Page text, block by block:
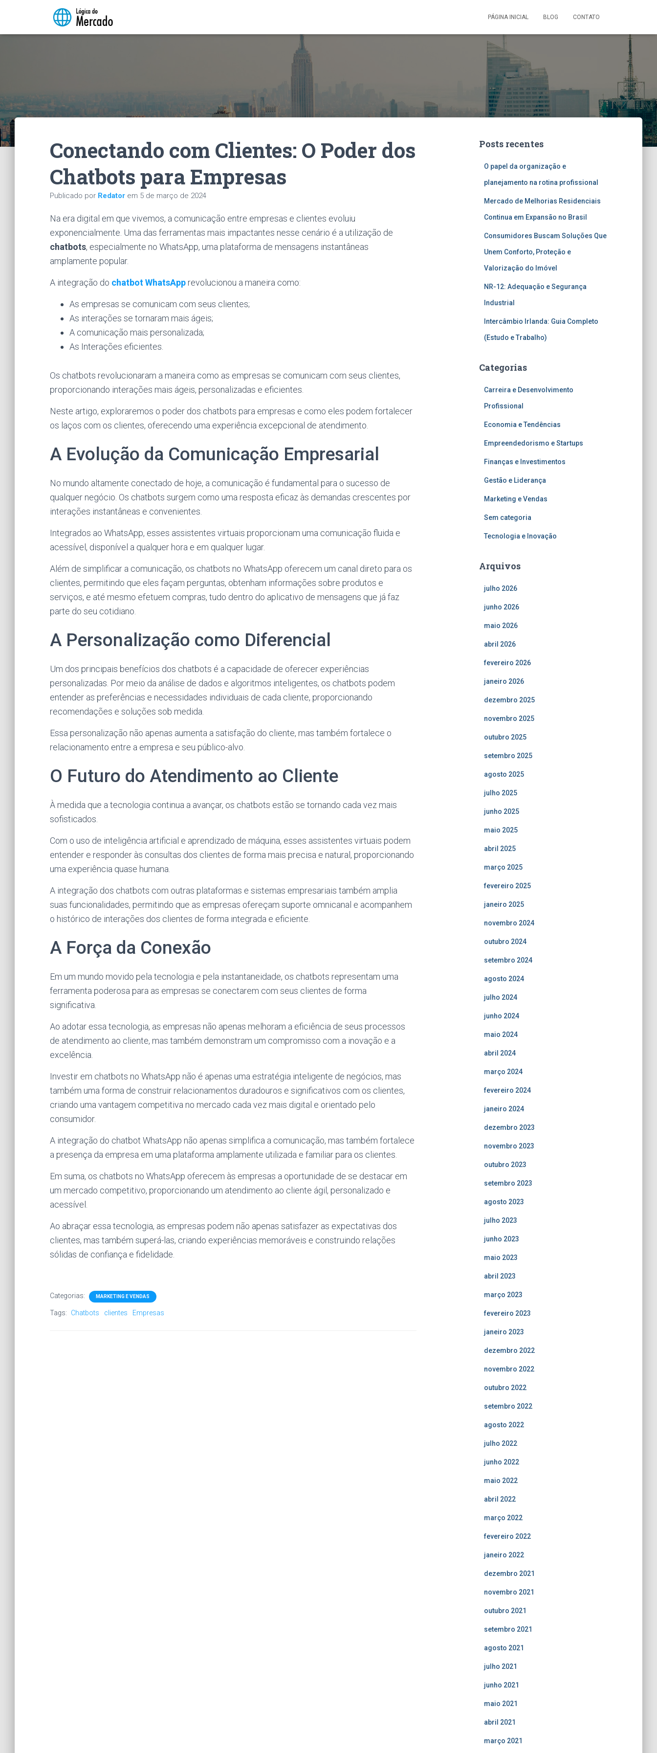
PÁGINA INICIAL BLOG CONTATO
Conectando com Clientes: O Poder dos
Chatbots para Empresas
Publicado por Redator em 5 de março de 2024
Na era digital em que vivemos, a comunicação entre empresas e clientes evoluiu
exponencialmente. Uma das ferramentas mais impactantes nesse cenário é a utilização de
chatbots, especialmente no WhatsApp, uma plataforma de mensagens instantâneas
amplamente popular.
A integração do chatbot WhatsApp revolucionou a maneira como:
As empresas se comunicam com seus clientes;
As interações se tornaram mais ágeis;
A comunicação mais personalizada;
As Interações eficientes.
Os chatbots revolucionaram a maneira como as empresas se comunicam com seus clientes,
proporcionando interações mais ágeis, personalizadas e eficientes.
Neste artigo, exploraremos o poder dos chatbots para empresas e como eles podem fortalecer
os laços com os clientes, oferecendo uma experiência excepcional de atendimento.
A Evolução da Comunicação Empresarial
No mundo altamente conectado de hoje, a comunicação é fundamental para o sucesso de
qualquer negócio. Os chatbots surgem como uma resposta eficaz às demandas crescentes por
interações instantâneas e convenientes.
Integrados ao WhatsApp, esses assistentes virtuais proporcionam uma comunicação fluida e
acessível, disponível a qualquer hora e em qualquer lugar.
Além de simplificar a comunicação, os chatbots no WhatsApp oferecem um canal direto para os
clientes, permitindo que eles façam perguntas, obtenham informações sobre produtos e
serviços, e até mesmo efetuem compras, tudo dentro do aplicativo de mensagens que já faz
parte do seu cotidiano.
A Personalização como Diferencial
Um dos principais benefícios dos chatbots é a capacidade de oferecer experiências
personalizadas. Por meio da análise de dados e algoritmos inteligentes, os chatbots podem
entender as preferências e necessidades individuais de cada cliente, proporcionando
recomendações e soluções sob medida.
Essa personalização não apenas aumenta a satisfação do cliente, mas também fortalece o
relacionamento entre a empresa e seu público-alvo.
O Futuro do Atendimento ao Cliente
À medida que a tecnologia continua a avançar, os chatbots estão se tornando cada vez mais
sofisticados.
Com o uso de inteligência artificial e aprendizado de máquina, esses assistentes virtuais podem
entender e responder às consultas dos clientes de forma mais precisa e natural, proporcionando
uma experiência quase humana.
A integração dos chatbots com outras plataformas e sistemas empresariais também amplia
suas funcionalidades, permitindo que as empresas ofereçam suporte omnicanal e acompanhem
o histórico de interações dos clientes de forma integrada e eficiente.
A Força da Conexão
Em um mundo movido pela tecnologia e pela instantaneidade, os chatbots representam uma
ferramenta poderosa para as empresas se conectarem com seus clientes de forma
significativa.
Ao adotar essa tecnologia, as empresas não apenas melhoram a eficiência de seus processos
de atendimento ao cliente, mas também demonstram um compromisso com a inovação e a
excelência.
Investir em chatbots no WhatsApp não é apenas uma estratégia inteligente de negócios, mas
também uma forma de construir relacionamentos duradouros e significativos com os clientes,
criando uma vantagem competitiva no mercado cada vez mais digital e orientado pelo
consumidor.
A integração do chatbot WhatsApp não apenas simplifica a comunicação, mas também fortalece
a presença da empresa em uma plataforma amplamente utilizada e familiar para os clientes.
Em suma, os chatbots no WhatsApp oferecem às empresas a oportunidade de se destacar em
um mercado competitivo, proporcionando um atendimento ao cliente ágil, personalizado e
acessível.
Ao abraçar essa tecnologia, as empresas podem não apenas satisfazer as expectativas dos
clientes, mas também superá-las, criando experiências memoráveis ​​e construindo relações
sólidas de confiança e fidelidade.
Categorias: MARKETING E VENDAS
Tags: Chatbots clientes Empresas
Posts recentes
O papel da organização e
planejamento na rotina profissional
Mercado de Melhorias Residenciais
Continua em Expansão no Brasil
Consumidores Buscam Soluções Que
Unem Conforto, Proteção e
Valorização do Imóvel
NR-12: Adequação e Segurança
Industrial
Intercâmbio Irlanda: Guia Completo
(Estudo e Trabalho)
Categorias
Carreira e Desenvolvimento
Profissional
Economia e Tendências
Empreendedorismo e Startups
Finanças e Investimentos
Gestão e Liderança
Marketing e Vendas
Sem categoria
Tecnologia e Inovação
Arquivos
julho 2026
junho 2026
maio 2026
abril 2026
fevereiro 2026
janeiro 2026
dezembro 2025
novembro 2025
outubro 2025
setembro 2025
agosto 2025
julho 2025
junho 2025
maio 2025
abril 2025
março 2025
fevereiro 2025
janeiro 2025
novembro 2024
outubro 2024
setembro 2024
agosto 2024
julho 2024
junho 2024
maio 2024
abril 2024
março 2024
fevereiro 2024
janeiro 2024
dezembro 2023
novembro 2023
outubro 2023
setembro 2023
agosto 2023
julho 2023
junho 2023
maio 2023
abril 2023
março 2023
fevereiro 2023
janeiro 2023
dezembro 2022
novembro 2022
outubro 2022
setembro 2022
agosto 2022
julho 2022
junho 2022
maio 2022
abril 2022
março 2022
fevereiro 2022
janeiro 2022
dezembro 2021
novembro 2021
outubro 2021
setembro 2021
agosto 2021
julho 2021
junho 2021
maio 2021
abril 2021
março 2021